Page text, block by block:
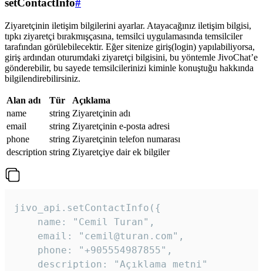
setContactInfo#
Ziyaretçinin iletişim bilgilerini ayarlar. Atayacağınız iletişim bilgisi,
tıpkı ziyaretçi bırakmışçasına, temsilci uygulamasında temsilciler
tarafından görülebilecektir. Eğer sitenize giriş(login) yapılabiliyorsa,
giriş ardından oturumdaki ziyaretçi bilgisini, bu yöntemle JivoChat’e
gönderebilir, bu sayede temsilcilerinizi kiminle konuştuğu hakkında
bilgilendirebilirsiniz.
Alan adı Tür
Açıklama
name
string Ziyaretçinin adı
email
string Ziyaretçinin e-posta adresi
phone
string Ziyaretçinin telefon numarası
description string Ziyaretçiye dair ek bilgiler
jivo_api.setContactInfo({
    name: "Cemil Turan",
    email: "cemil@turan.com",
    phone: "+905554987855",
    description: "Açıklama metni"